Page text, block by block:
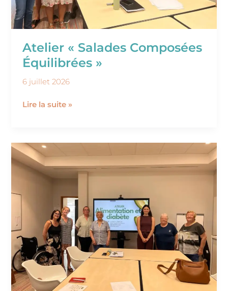
Atelier « Salades Composées
Équilibrées »
6 juillet 2026
Lire la suite »
Atelier
Alimentation
&